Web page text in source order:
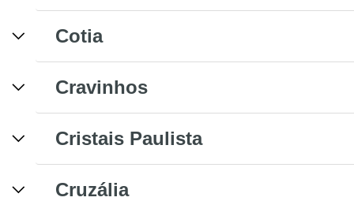
Cotia
Cravinhos
Cristais Paulista
Cruzália